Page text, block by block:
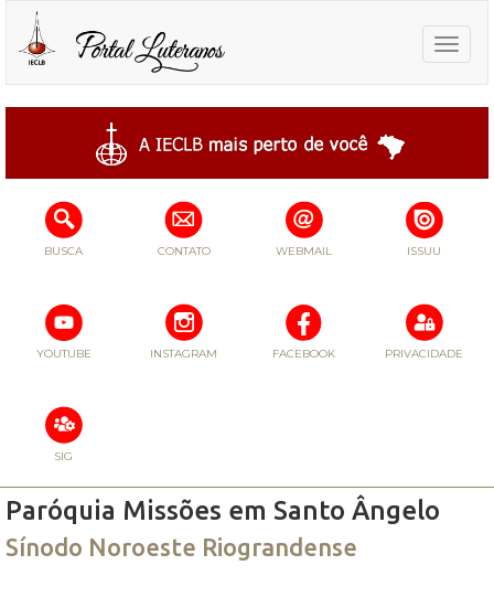
Toggle
BUSCA CONTATO WEBMAIL ISSUU
YOUTUBE INSTAGRAM FACEBOOK PRIVACIDADE
SIG
Paróquia Missões em Santo Ângelo
Sínodo Noroeste Riograndense